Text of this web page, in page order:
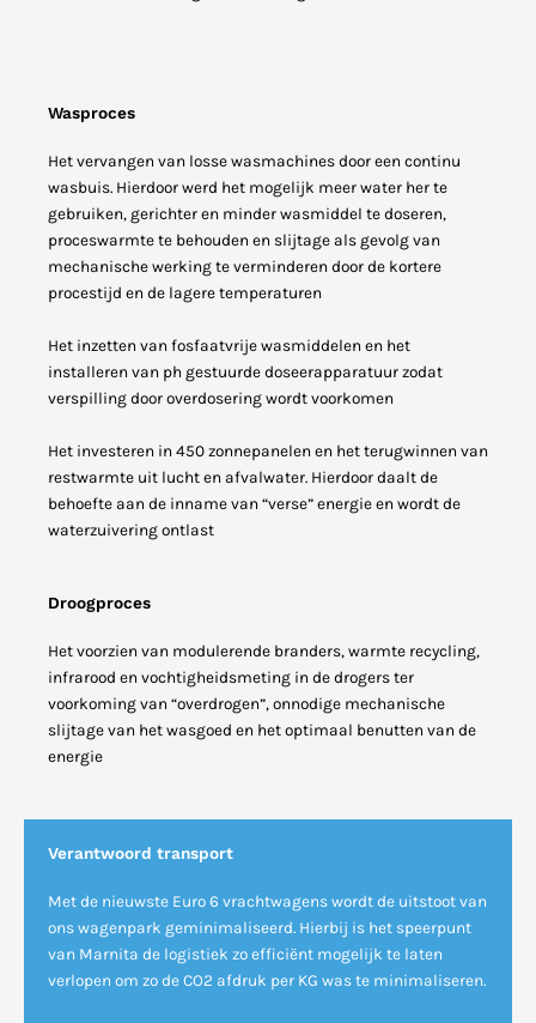
Wasproces
Het vervangen van losse wasmachines door een continu
wasbuis. Hierdoor werd het mogelijk meer water her te
gebruiken, gerichter en minder wasmiddel te doseren,
proceswarmte te behouden en slijtage als gevolg van
mechanische werking te verminderen door de kortere
procestijd en de lagere temperaturen
Het inzetten van fosfaatvrije wasmiddelen en het
installeren van ph gestuurde doseerapparatuur zodat
verspilling door overdosering wordt voorkomen
Het investeren in 450 zonnepanelen en het terugwinnen van
restwarmte uit lucht en afvalwater. Hierdoor daalt de
behoefte aan de inname van “verse” energie en wordt de
waterzuivering ontlast
Droogproces
Het voorzien van modulerende branders, warmte recycling,
infrarood en vochtigheidsmeting in de drogers ter
voorkoming van “overdrogen”, onnodige mechanische
slijtage van het wasgoed en het optimaal benutten van de
energie
Verantwoord transport
Met de nieuwste Euro 6 vrachtwagens wordt de uitstoot van
ons wagenpark geminimaliseerd. Hierbij is het speerpunt
van Marnita de logistiek zo efficiënt mogelijk te laten
verlopen om zo de CO2 afdruk per KG was te minimaliseren.